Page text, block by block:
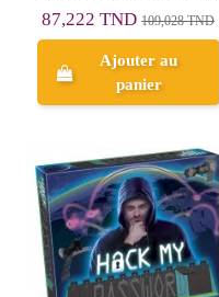
Escalier
87,222 TND109,028 TND
Ajouter au
panier